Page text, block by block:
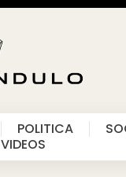
POLITICA
VIDEOS